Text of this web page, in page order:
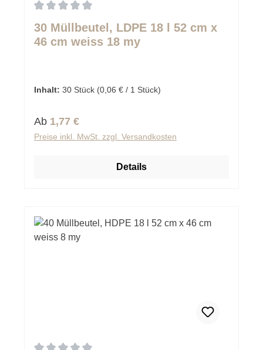
30 Müllbeutel, LDPE 18 l 52 cm x
46 cm weiss 18 my
Inhalt: 30 Stück (0,06 € / 1 Stück)
Regulärer Preis:
Ab 1,77 €
Preise inkl. MwSt. zzgl. Versandkosten
Details